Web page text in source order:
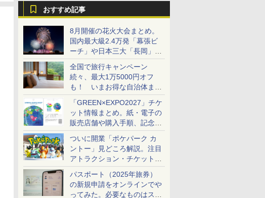
おすすめ記事
8月開催の花火大会まとめ。
国内最大級2.4万発「幕張ビ
ーチ」や日本三大「長岡」な
ど大型イベント目白押し！
全国で旅行キャンペーン
続々、最大1万5000円オフ
も！ いまお得な自治体まと
め
「GREEN×EXPO2027」チケ
ット情報まとめ。紙・電子の
販売店舗や購入手順、記念チ
ケットも解説
ついに開業「ポケパーク カ
ントー」見どころ解説。注目
アトラクション・チケット手
配・来場前に必要な準備は？
パスポート（2025年旅券）
の新規申請をオンラインでや
ってみた。必要なものはスマ